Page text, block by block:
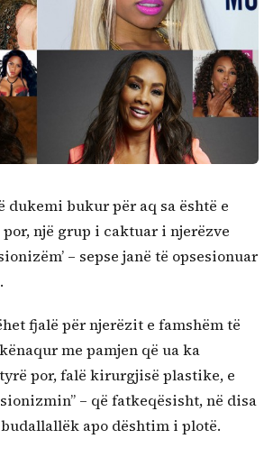
dukemi bukur për aq sa është e
një grup i caktuar i njerëzve
– sepse janë të opsesionuar
fjalë për njerëzit e famshëm të
me pamjen që ua ka
por, falë kirurgjisë plastike, e
– që fatkeqësisht, në disa
apo dështim i plotë.